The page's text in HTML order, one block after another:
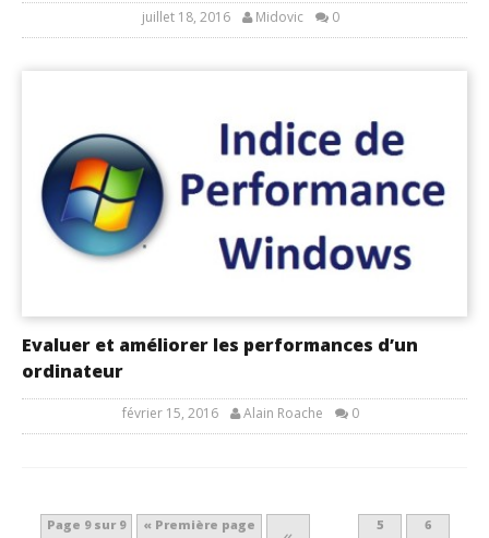
juillet 18, 2016 Midovic 0
Evaluer et améliorer les performances d’un
ordinateur
février 15, 2016 Alain Roache 0
Page 9 sur 9 « Première page 5 6